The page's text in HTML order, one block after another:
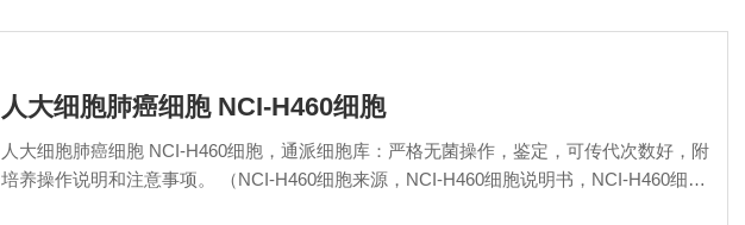
人大细胞肺癌细胞 NCI-H460细胞
人大细胞肺癌细胞 NCI-H460细胞，通派细胞库：严格无菌操作，鉴定，可传代次数好，附
培养操作说明和注意事项。 （NCI-H460细胞来源，NCI-H460细胞说明书，NCI-H460细胞